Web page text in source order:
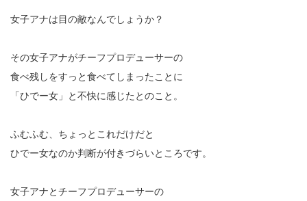
女子アナは目の敵なんでしょうか？
その女子アナがチーフプロデューサーの
食べ残しをすっと食べてしまったことに
「ひでー女」と不快に感じたとのこと。
ふむふむ、ちょっとこれだけだと
ひでー女なのか判断が付きづらいところです。
女子アナとチーフプロデューサーの